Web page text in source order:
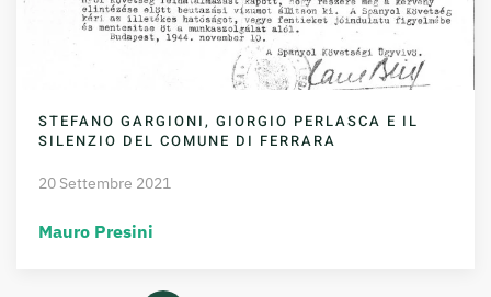
STEFANO GARGIONI, GIORGIO PERLASCA E IL
SILENZIO DEL COMUNE DI FERRARA
20 Settembre 2021
Mauro Presini